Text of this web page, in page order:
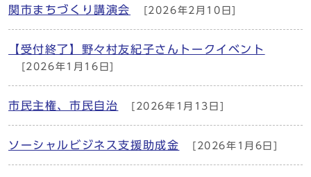
関市まちづくり講演会 [2026年2月10日]
【受付終了】野々村友紀子さんトークイベント
[2026年1月16日]
市民主権、市民自治 [2026年1月13日]
ソーシャルビジネス支援助成金 [2026年1月6日]